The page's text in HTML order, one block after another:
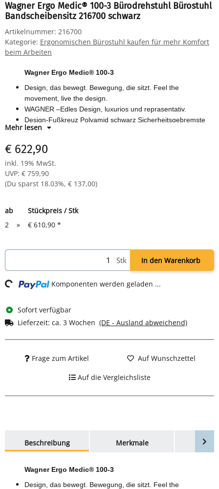
Wagner Ergo Medic® 100-3 Bürodrehstuhl Bürostuhl
Bandscheibensitz 216700 schwarz
Artikelnummer: 216700
Kategorie: Ergonomischen Bürostuhl kaufen für mehr Komfort
beim Arbeiten
Wagner Ergo Medic® 100-3
Design, das bewegt. Bewegung, die sitzt. Feel the
movement, live the design.
WAGNER –Edles Design, luxurios und reprasentativ.
Design-Fußkreuz Polyamid schwarz Sicherheitsgebremste
Doppelrollen Hartbodenrollen groß
Abmessung: Sitzhöhe: 43 - 52 cm Sitzbreite: 48 cm Sitztiefe
48 - 55 cm Lehnenhöhe 66 - 72 cm Gesamthöhe 129 - 144
cm
Farbe: schwarz
Mehr lesen
€ 622,90
inkl. 19% MwSt.
UVP: € 759,90
(Du sparst 18.03%, € 137,00)
ab
Stückpreis / Stk
2
» € 610,90 *
Stk In den Warenkorb
Komponenten werden geladen ...
Sofort verfügbar
Lieferzeit: ca. 3 Wochen (DE - Ausland abweichend)
Frage zum Artikel Auf Wunschzettel
Auf die Vergleichsliste
Beschreibung
Merkmale
Wagner Ergo Medic® 100-3
Design, das bewegt. Bewegung, die sitzt. Feel the